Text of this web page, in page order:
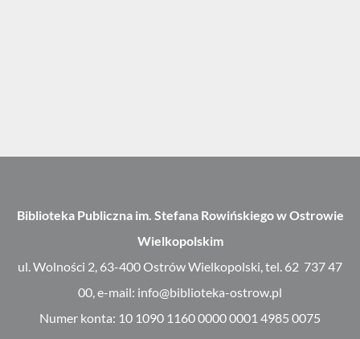
Biblioteka Publiczna im. Stefana Rowińskiego w Ostrowie
Wielkopolskim
ul. Wolności 2, 63-400 Ostrów Wielkopolski, tel. 62 737 47
00, e-mail: info@biblioteka-ostrow.pl
Numer konta: 10 1090 1160 0000 0001 4985 0075